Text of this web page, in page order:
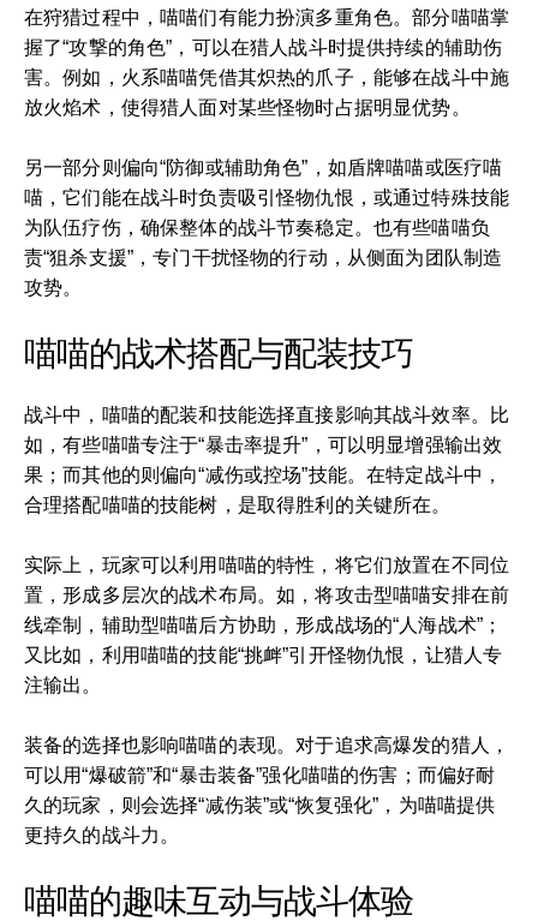
在狩猎过程中，喵喵们有能力扮演多重角色。部分喵喵掌
握了“攻撃的角色”，可以在猎人战斗时提供持续的辅助伤
害。例如，火系喵喵凭借其炽热的爪子，能够在战斗中施
放火焰术，使得猎人面对某些怪物时占据明显优势。
另一部分则偏向“防御或辅助角色”，如盾牌喵喵或医疗喵
喵，它们能在战斗时负责吸引怪物仇恨，或通过特殊技能
为队伍疗伤，确保整体的战斗节奏稳定。也有些喵喵负
责“狙杀支援”，专门干扰怪物的行动，从侧面为团队制造
攻势。
喵喵的战术搭配与配装技巧
战斗中，喵喵的配装和技能选择直接影响其战斗效率。比
如，有些喵喵专注于“暴击率提升”，可以明显增强输出效
果；而其他的则偏向“减伤或控场”技能。在特定战斗中，
合理搭配喵喵的技能树，是取得胜利的关键所在。
实际上，玩家可以利用喵喵的特性，将它们放置在不同位
置，形成多层次的战术布局。如，将攻击型喵喵安排在前
线牵制，辅助型喵喵后方协助，形成战场的“人海战术”；
又比如，利用喵喵的技能“挑衅”引开怪物仇恨，让猎人专
注输出。
装备的选择也影响喵喵的表现。对于追求高爆发的猎人，
可以用“爆破箭”和“暴击装备”强化喵喵的伤害；而偏好耐
久的玩家，则会选择“减伤装”或“恢复强化”，为喵喵提供
更持久的战斗力。
喵喵的趣味互动与战斗体验